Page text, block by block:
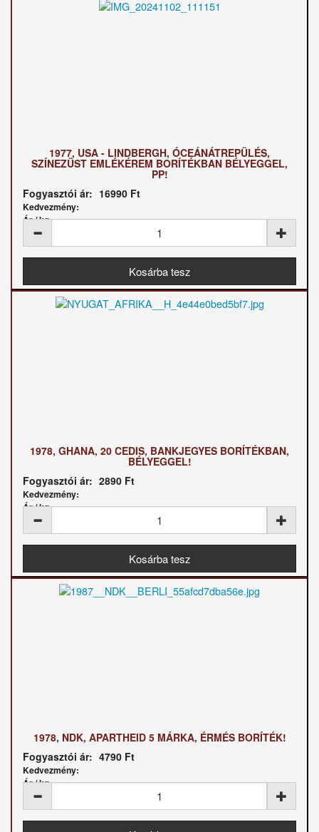
1977, USA - LINDBERGH, ÓCEÁNÁTREPÜLÉS,
SZÍNEZÜST EMLÉKÉREM BORÍTÉKBAN BÉLYEGGEL,
PP!
Fogyasztói ár: 16990 Ft
Kedvezmény:
Ár / kg:
1978, GHANA, 20 CEDIS, BANKJEGYES BORÍTÉKBAN,
BÉLYEGGEL!
Fogyasztói ár: 2890 Ft
Kedvezmény:
Ár / kg:
1978, NDK, APARTHEID 5 MÁRKA, ÉRMÉS BORÍTÉK!
Fogyasztói ár: 4790 Ft
Kedvezmény:
Ár / kg: